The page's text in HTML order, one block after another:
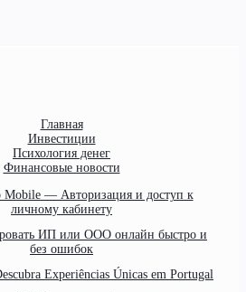
Главная
Инвестиции
Психология денег
Финансовые новости
Mobile — Авторизация и доступ к
личному кабинету
ИП или ООО онлайн быстро и
без ошибок
Experiências Únicas em Portugal